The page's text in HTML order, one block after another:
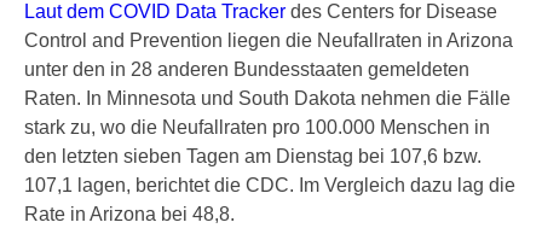
Laut dem COVID Data Tracker des Centers for Disease
Control and Prevention liegen die Neufallraten in Arizona
unter den in 28 anderen Bundesstaaten gemeldeten
Raten. In Minnesota und South Dakota nehmen die Fälle
stark zu, wo die Neufallraten pro 100.000 Menschen in
den letzten sieben Tagen am Dienstag bei 107,6 bzw.
107,1 lagen, berichtet die CDC. Im Vergleich dazu lag die
Rate in Arizona bei 48,8.